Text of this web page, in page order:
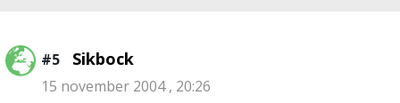
#5 Sikbock
15 november 2004 , 20:26